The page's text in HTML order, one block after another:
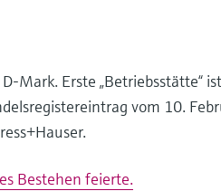
Mark. Erste „Betriebsstätte“
vom 10.
Bestehen feierte.